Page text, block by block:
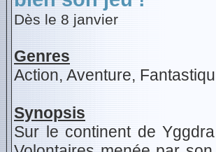
Dès le 8 janvier
Genres
Action, Aventure,
Synopsis
Sur le continent de